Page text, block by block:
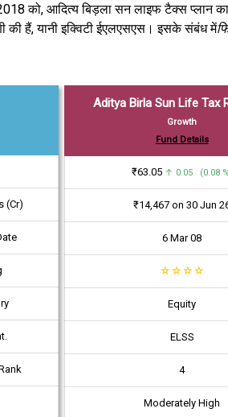
को, आदित्य बिड़ला सन लाइफ टैक्स
की हैं, यानी इक्विटी ईएलएसएस। इसके संबंध में
(Cr)
Aditya Birla Sun Life Tax
Growth
Fund Details
₹63.05 ↑ 0.05 (0.08
₹14,467 on 30 Jun
6 Mar 08
☆ ☆ ☆ ☆
Equity
ELSS
4
Moderately High